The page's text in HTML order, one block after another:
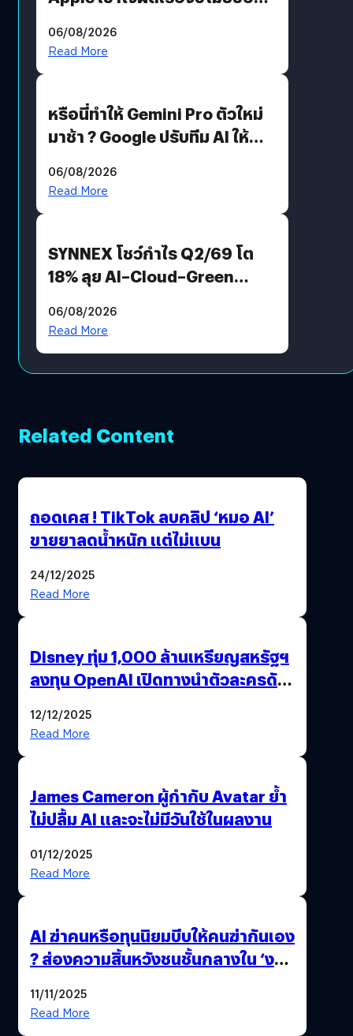
06/08/2026
Read More
หรือนี่ทำให้ Gemini Pro ตัวใหม่
มาช้า ? Google ปรับทีม AI ให้
AGI
06/08/2026
Read More
SYNNEX โชว์กำไร Q2/69 โต
18% ลุย AI–Cloud–Green
Revenue เร่งเครื่อง New
ปันผล 0.10 บาท/หุ้น
06/08/2026
Read More
Related Content
ถอดเคส ! TikTok ลบคลิป ‘หมอ AI’
ขายยาลดน้ำหนัก แต่ไม่แบน
24/12/2025
Read More
Disney ทุ่ม 1,000 ล้านเหรียญสหรัฐฯ
ลงทุน OpenAI เปิดทางนำตัวละครดัง
12/12/2025
Read More
James Cameron ผู้กำกับ Avatar ย้ำ
ไม่ปลื้ม AI และจะไม่มีวันใช้ในผลงาน
01/12/2025
Read More
AI ฆ่าคนหรือทุนนิยมบีบให้คนฆ่ากันเอง
? ส่องความสิ้นหวังชนชั้นกลางใน ‘งาน
11/11/2025
Read More